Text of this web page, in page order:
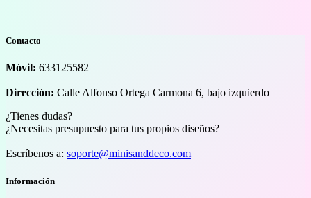
Contacto
Móvil: 633125582
Dirección: Calle Alfonso Ortega Carmona 6, bajo izquierdo
¿Tienes dudas?
¿Necesitas presupuesto para tus propios diseños?
Escríbenos a: soporte@minisanddeco.com
Información